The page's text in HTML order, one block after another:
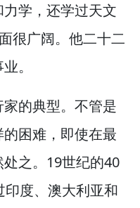
学， 还学过天文
广阔。 他二十二
。
的典型。 不管是
困难， 即使在最
之。 19世纪的40
印度、澳大利亚和